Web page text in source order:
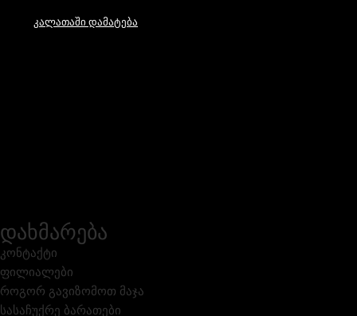
კალათაში დამატება
დახმარება
კონტაქტი
ფილიალები
როგორ გავიზომოთ მაჯა
სასაჩუქრე ბარათები